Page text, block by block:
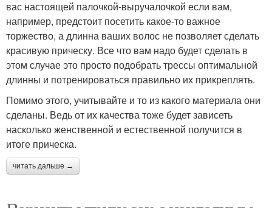
вас настоящей палочкой-выручалочкой если вам,
например, предстоит посетить какое-то важное
торжество, а длинна ваших волос не позволяет сделать
красивую прическу. Все что вам надо будет сделать в
этом случае это просто подобрать трессы оптимальной
длинны и потренироваться правильно их прикреплять.
Помимо этого, учитывайте и то из какого материала они
сделаны. Ведь от их качества тоже будет зависеть
насколько женственной и естественной получится в
итоге прическа.
читать дальше →